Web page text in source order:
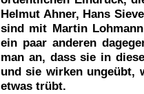
Helmut Ahner, Hans
sind mit Martin
ein paar anderen
man an, dass sie in
und sie wirken ungeübt,
etwas trübt.